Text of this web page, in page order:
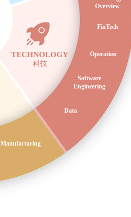
TECHNOLOGY
科技
Data
Overview
Software
Engineering
Operation
FinTech
Manufacturing